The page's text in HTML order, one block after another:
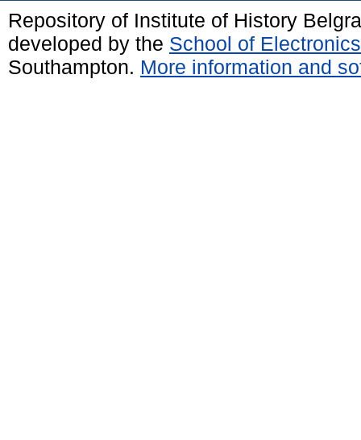
Repository of Institute of History
developed by the School of
Southampton. More information and